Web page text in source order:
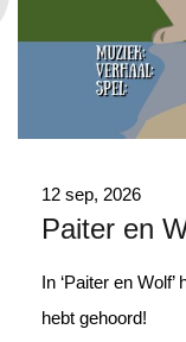
12 sep, 2026
Paiter en
In ‘Paiter en
hebt gehoord!